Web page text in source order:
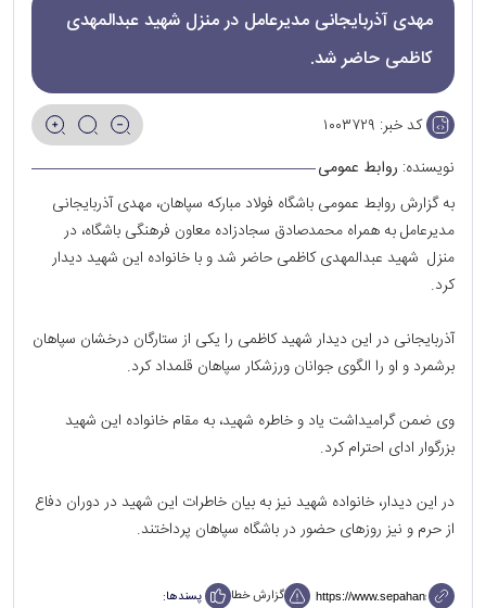
مهدی آذربایجانی مدیرعامل در منزل شهید عبدالمهدی
کاظمی حاضر شد.
کد خبر: ۱۰۰۳۷۲۹
نویسنده: روابط عمومی
به گزارش روابط عمومی باشگاه فولاد مبارکه سپاهان، مهدی آذربایجانی
مدیرعامل به همراه محمدصادق سجادزاده معاون فرهنگی باشگاه، در
منزل شهید عبدالمهدی کاظمی حاضر شد و با خانواده این شهید دیدار
کرد.
آذربایجانی در این دیدار شهید کاظمی را یکی از ستارگان درخشان سپاهان
برشمرد و او را الگوی جوانان ورزشکار سپاهان قلمداد کرد.
وی ضمن گرامیداشت یاد و خاطره شهید، به مقام خانواده این شهید
بزرگوار ادای احترام کرد.
در این دیدار، خانواده شهید نیز به بیان خاطرات این شهید در دوران دفاع
از حرم و نیز روزهای حضور در باشگاه سپاهان پرداختند.
گزارش خطا پسندها: